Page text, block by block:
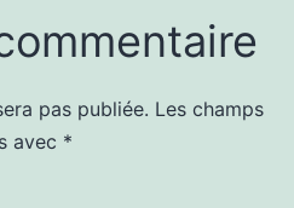
pas publiée. Les champs
avec *